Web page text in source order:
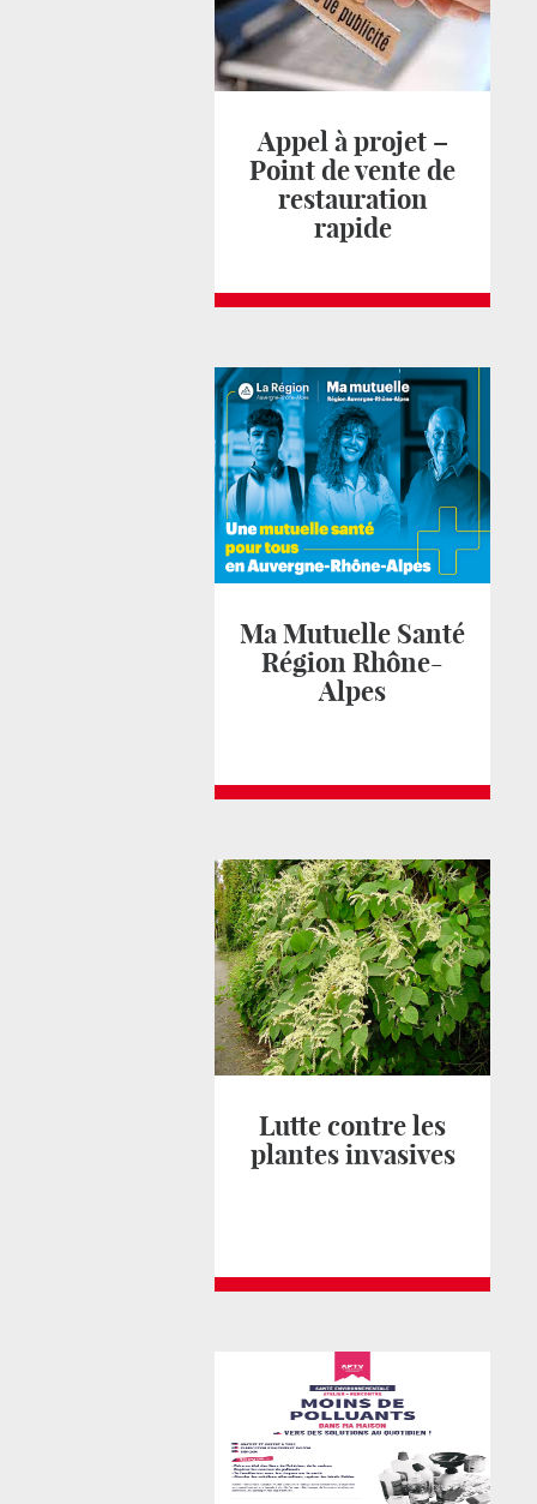
Appel à projet –
Point de vente de
restauration
rapide
Ma Mutuelle Santé
Région Rhône-
Alpes
Lutte contre les
plantes invasives